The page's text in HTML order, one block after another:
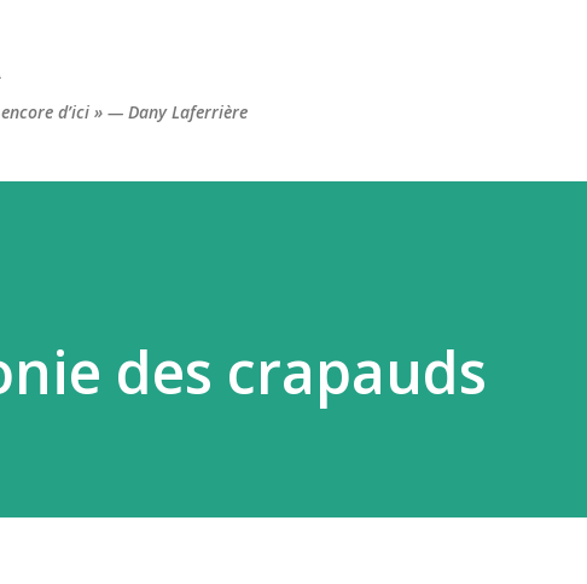
d’ici » — Dany Laferrière
des crapauds